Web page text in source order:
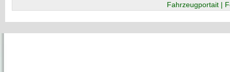
Fahrzeugportait |